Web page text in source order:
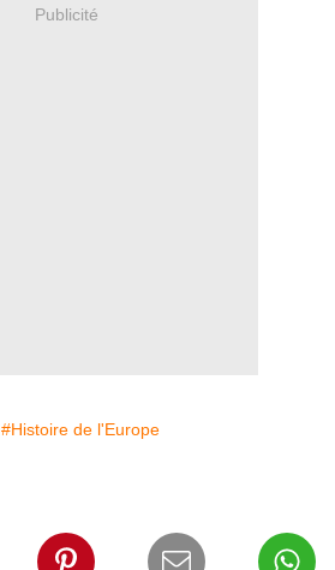
Publicité
#Histoire de l'Europe